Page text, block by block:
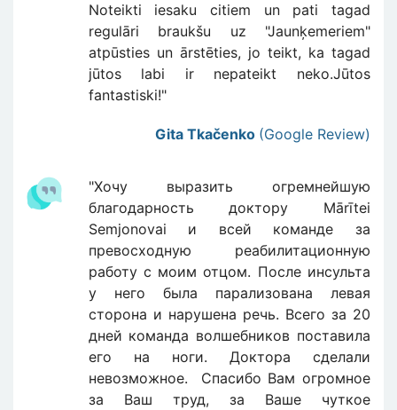
Noteikti iesaku citiem un pati tagad
regulāri braukšu uz "Jaunķemeriem"
atpūsties un ārstēties, jo teikt, ka tagad
jūtos labi ir nepateikt neko.Jūtos
fantastiski!"
Gita Tkačenko (Google Review)
"Хочу выразить огремнейшую
благодарность доктору Mārītei
Semjonovai и всей команде за
превосходную реабилитационную
работу с моим отцом. После инсульта
у него была парализована левая
сторона и нарушена речь. Всего за 20
дней команда волшебников поставила
его на ноги. Доктора сделали
невозможное. Спасибо Вам огромное
за Ваш труд, за Ваше чуткое